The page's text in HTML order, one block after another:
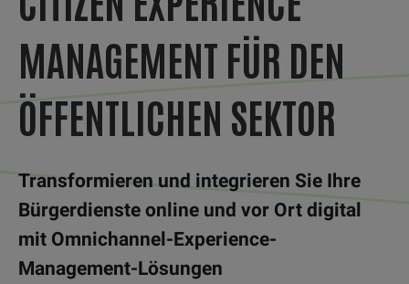
MANAGEMENT FÜR DEN
ÖFFENTLICHEN SEKTOR
Transformieren und integrieren Sie Ihre
Bürgerdienste online und vor Ort digital
mit Omnichannel-Experience-
Management-Lösungen